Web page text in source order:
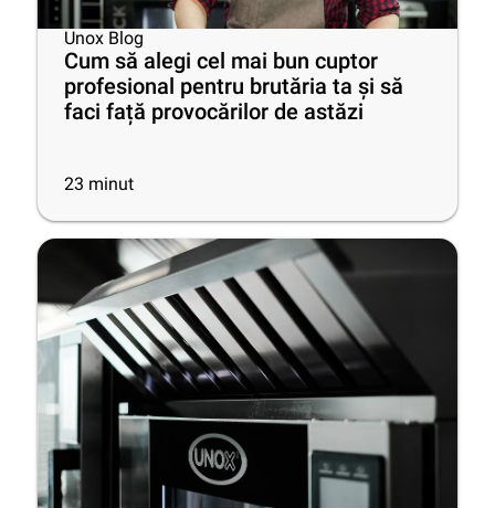
Unox Blog
Cum să alegi cel mai bun cuptor
profesional pentru brutăria ta și să
faci față provocărilor de astăzi
23 minut